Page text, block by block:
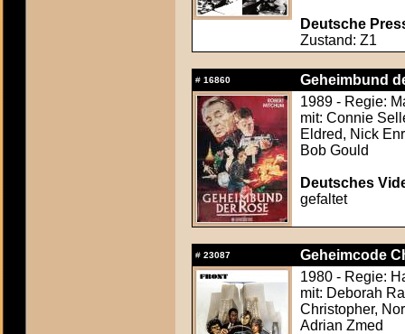
Deutsche
Zustand: Z1
# 16860
Geheimbund
1989 - Regie:
mit: Connie
Eldred, Nick
Bob Gould
Deutsches
gefaltet
# 23087
Geheimcode
1980 - Regie:
mit: Deborah
Christopher,
Adrian Zmed